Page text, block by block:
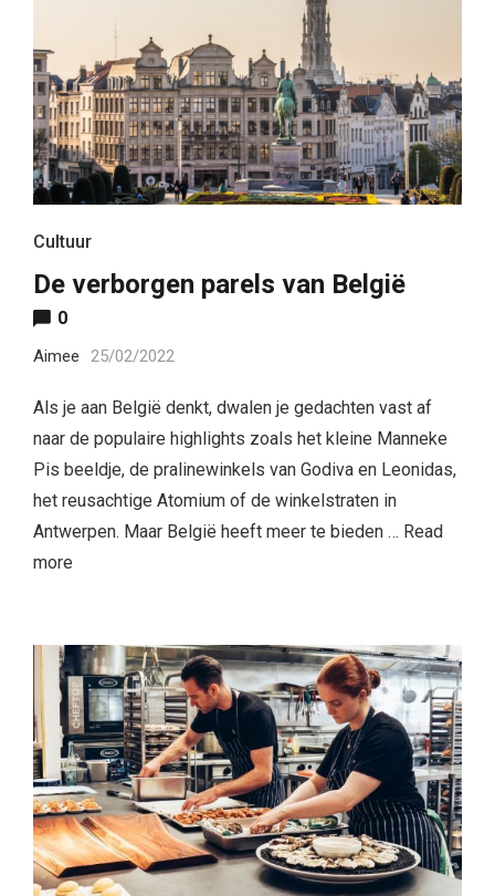
Cultuur
De verborgen parels van België
0
Aimee 25/02/2022
Als je aan België denkt, dwalen je gedachten vast af
naar de populaire highlights zoals het kleine Manneke
Pis beeldje, de pralinewinkels van Godiva en Leonidas,
het reusachtige Atomium of de winkelstraten in
Antwerpen. Maar België heeft meer te bieden … Read
more